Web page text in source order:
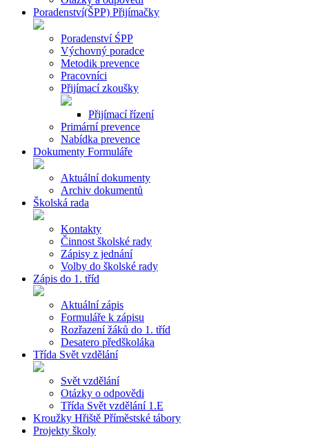
Poradenství(ŠPP) Přijímačky
Poradenství ŚPP
Výchovný poradce
Metodik prevence
Pracovníci
Přijímací zkoušky
Přijímací řízení
Primární prevence
Nabídka prevence
Dokumenty Formuláře
Aktuální dokumenty
Archiv dokumentů
Školská rada
Kontakty
Činnost školské rady
Zápisy z jednání
Volby do školské rady
Zápis do 1. tříd
Aktuální zápis
Formuláře k zápisu
Rozřazení žáků do 1. tříd
Desatero předškoláka
Třída Svět vzdělání
Svět vzdělání
Otázky o odpovědi
Třída Svět vzdělání 1.E
Kroužky Hřiště Příměstské tábory
Projekty školy